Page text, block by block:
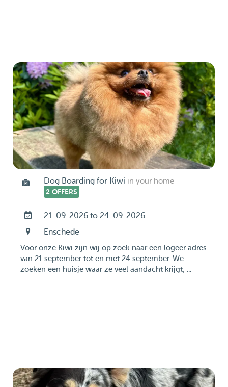
Dog Boarding for Kiwi in your home
2 OFFERS
21-09-2026 to 24-09-2026
Enschede
Voor onze Kiwi zijn wij op zoek naar een logeer adres
van 21 september tot en met 24 september. We
zoeken een huisje waar ze veel aandacht krijgt, ...